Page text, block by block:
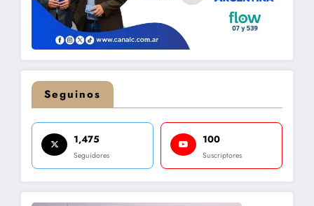
Seguinos
1,475
Seguidores
100
Suscriptores